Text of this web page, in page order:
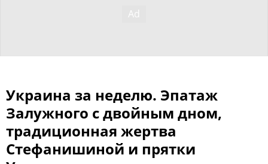
Украина за неделю. Эпатаж
Залужного с двойным дном,
традиционная жертва
Стефанишиной и прятки